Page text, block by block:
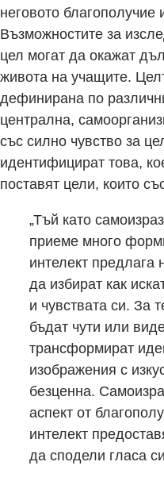
неговото
Възможностите за
цел могат да окажат
живота на учащите.
дефинирана по
централна,
със силно чувство за
идентифицират това,
поставят цели, които
„Тъй като
приеме много
интелект предлага
да избират как
и чувствата си. За
бъдат чути или
трансформират
изображения с
безценна.
аспект от
интелект
да сподели гласа